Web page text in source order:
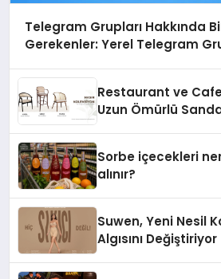
Telegram Grupları Hakkında
Gerekenler: Yerel Telegram
Restaurant ve
Uzun Ömürlü
Sorbe içecekleri
alınır?
Suwen, Yeni Nesil
Algısını Değiştiriyor